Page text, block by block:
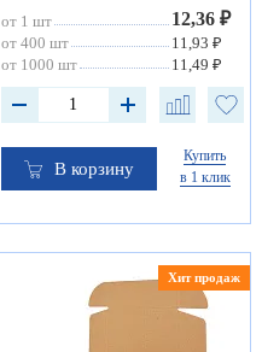
от 1 шт 12,36 ₽
от 400 шт
11,93 ₽
от 1000 шт
11,49 ₽
В корзину
Купить
в 1 клик
Хит продаж